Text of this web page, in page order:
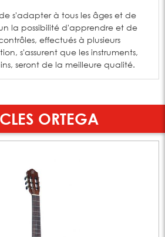
s'adapter à tous les âges et de
la possibilité d'apprendre et de
effectués à plusieurs
s'assurent que les instruments,
seront de la meilleure qualité.
ORTEGA